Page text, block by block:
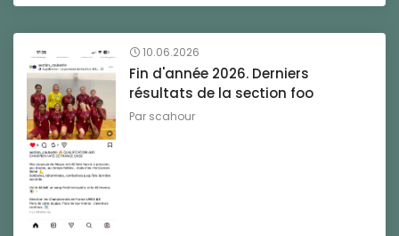
10.06.2026
Fin d'année 2026. Derniers
résultats de la section foo
Par scahour